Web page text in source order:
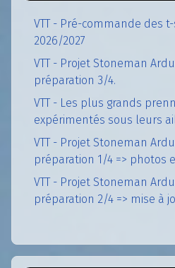
VTT - Pré-commande des
2026/2027
VTT - Projet Stoneman
préparation 3/4.
VTT - Les plus grands
expérimentés sous leurs
VTT - Projet Stoneman
préparation 1/4 => photos
VTT - Projet Stoneman
préparation 2/4 => mise à